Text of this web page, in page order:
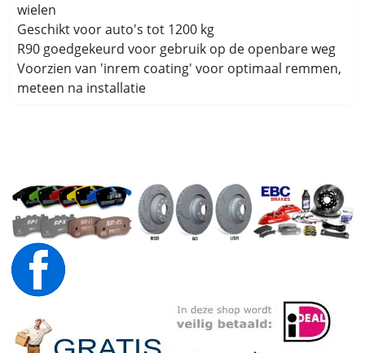
wielen
Geschikt voor auto's tot 1200 kg
R90 goedgekeurd voor gebruik op de openbare weg
Voorzien van 'inrem coating' voor optimaal remmen,
meteen na installatie